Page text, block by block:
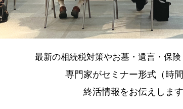
最新の相続税対策やお墓・遺言・保
専門家がセミナー形式（時
終活情報をお伝えしま